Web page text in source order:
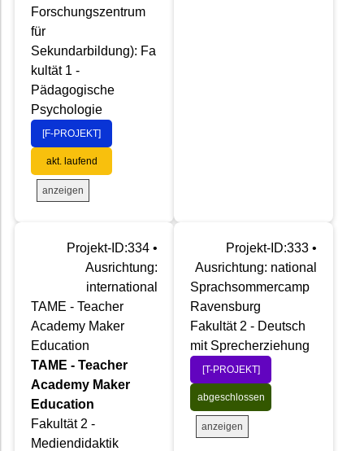
Forschungszentrum
für
Sekundarbildung): Fa
kultät 1 -
Pädagogische
Psychologie
[F-PROJEKT]
akt. laufend
anzeigen
Projekt-ID:334 •
Ausrichtung:
international
TAME - Teacher
Academy Maker
Education
TAME - Teacher
Academy Maker
Education
Fakultät 2 -
Mediendidaktik
Projekt-ID:333 •
Ausrichtung: national
Sprachsommercamp
Ravensburg
Fakultät 2 - Deutsch
mit Sprecherziehung
[T-PROJEKT]
abgeschlossen
anzeigen